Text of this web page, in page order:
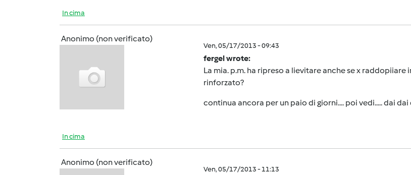
In cima
Anonimo (non verificato)
Ven, 05/17/2013 - 09:43
fergel wrote:
La mia. p.m. ha ripreso a lievitare anche se x
rinforzato?
continua ancora per un paio di giorni.... poi vedi..... dai
In cima
Anonimo (non verificato)
Ven, 05/17/2013 - 11:13